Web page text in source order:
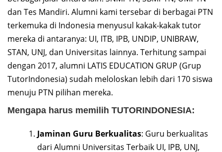
dan Tes Mandiri. Alumni kami tersebar di berbagai PTN
terkemuka di Indonesia menyusul kakak-kakak tutor
mereka di antaranya: UI, ITB, IPB, UNDIP, UNIBRAW,
STAN, UNJ, dan Universitas lainnya. Terhitung sampai
dengan 2017, alumni LATIS EDUCATION GRUP (Grup
TutorIndonesia) sudah meloloskan lebih dari 170 siswa
menuju PTN pilihan mereka.
Mengapa harus memilih TUTORINDONESIA:
Jaminan Guru Berkualitas: Guru berkualitas
dari Alumni Universitas Terbaik UI, IPB, UNJ,